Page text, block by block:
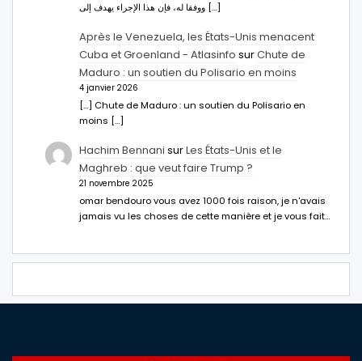
ووفقا له، فإن هذا الإجراء يهدف إلى […]
Après le Venezuela, les États-Unis menacent
Cuba et Groenland - Atlasinfo surChute de
Maduro : un soutien du Polisario en moins
4 janvier 2026
[…] Chute de Maduro : un soutien du Polisario en
moins […]
Hachim Bennani surLes États-Unis et le
Maghreb : que veut faire Trump ?
21 novembre 2025
omar bendouro vous avez 1000 fois raison, je n'avais
jamais vu les choses de cette manière et je vous fait…